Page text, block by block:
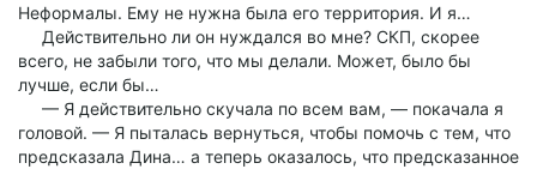
Неформалы. Ему не нужна была его территория. И я…
Действительно ли он нуждался во мне? СКП, скорее
всего, не забыли того, что мы делали. Может, было бы
лучше, если бы…
— Я действительно скучала по всем вам, — покачала я
головой. — Я пыталась вернуться, чтобы помочь с тем, что
предсказала Дина… а теперь оказалось, что предсказанное